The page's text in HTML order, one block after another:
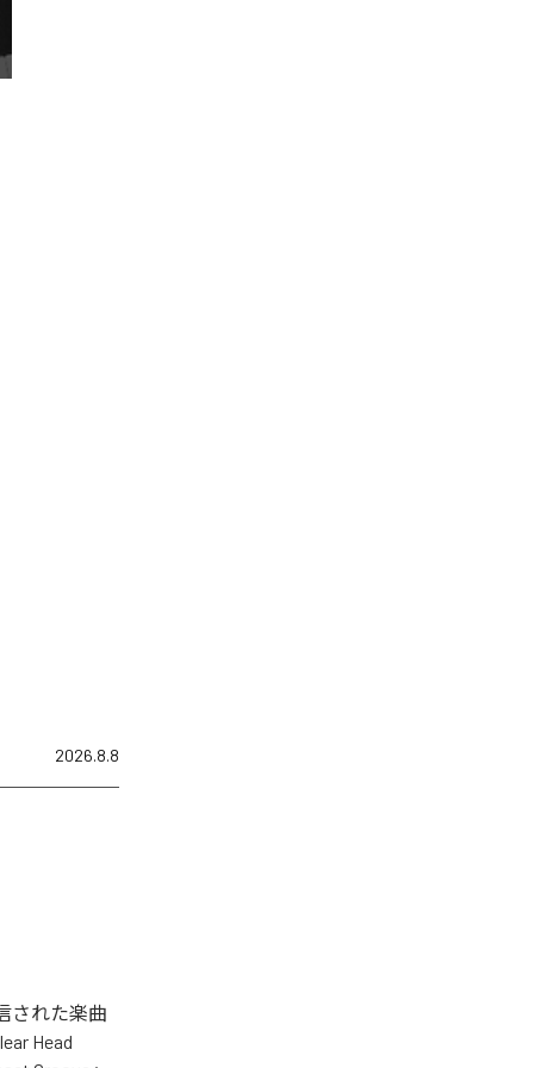
2026.8.8
された楽曲
Head